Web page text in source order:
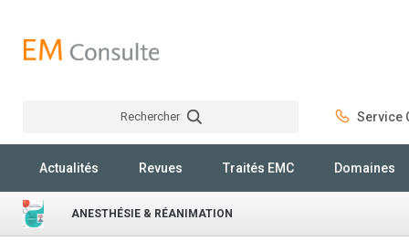
Rechercher Service
Actualités Revues Traités EMC Domaines
ANESTHÉSIE & RÉANIMATION